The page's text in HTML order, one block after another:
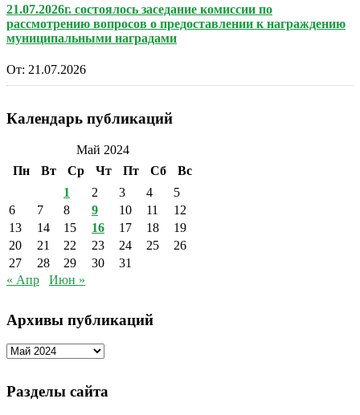
21.07.2026г. состоялось заседание комиссии по
рассмотрению вопросов о предоставлении к награждению
муниципальными наградами
От: 21.07.2026
Календарь публикаций
Май 2024
Пн
Вт Ср Чт Пт Сб
Вс
1
2 3 4
5
6
7 8 9 10 11
12
13
14 15 16 17 18
19
20
21 22 23 24 25
26
27
28 29 30
31
« Апр
Июн »
Архивы публикаций
Архивы
Разделы сайта